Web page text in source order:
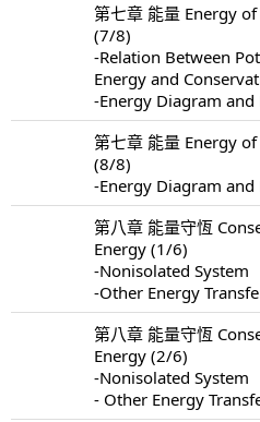
第七章 能量 Energy
(7/8)
-Relation Between
Energy and
-Energy Diagram
第七章 能量 Energy
(8/8)
-Energy Diagram
第八章 能量守恆
Energy (1/6)
-Nonisolated System
-Other Energy
第八章 能量守恆
Energy (2/6)
-Nonisolated System
- Other Energy